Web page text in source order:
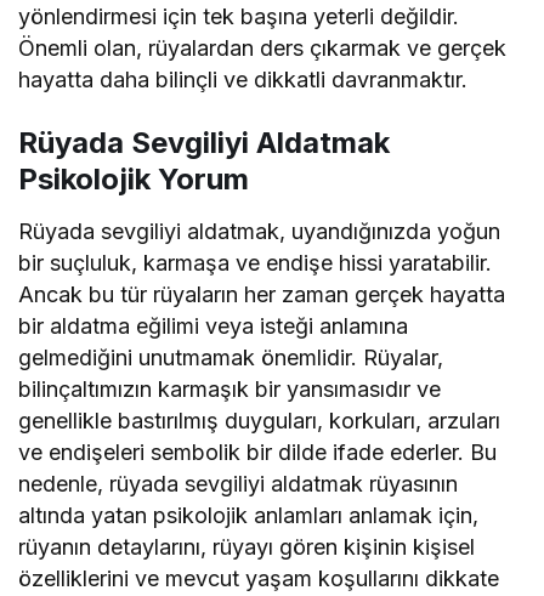
yönlendirmesi için tek başına yeterli değildir.
Önemli olan, rüyalardan ders çıkarmak ve gerçek
hayatta daha bilinçli ve dikkatli davranmaktır.
Rüyada Sevgiliyi Aldatmak
Psikolojik Yorum
Rüyada sevgiliyi aldatmak, uyandığınızda yoğun
bir suçluluk, karmaşa ve endişe hissi yaratabilir.
Ancak bu tür rüyaların her zaman gerçek hayatta
bir aldatma eğilimi veya isteği anlamına
gelmediğini unutmamak önemlidir. Rüyalar,
bilinçaltımızın karmaşık bir yansımasıdır ve
genellikle bastırılmış duyguları, korkuları, arzuları
ve endişeleri sembolik bir dilde ifade ederler. Bu
nedenle, rüyada sevgiliyi aldatmak rüyasının
altında yatan psikolojik anlamları anlamak için,
rüyanın detaylarını, rüyayı gören kişinin kişisel
özelliklerini ve mevcut yaşam koşullarını dikkate